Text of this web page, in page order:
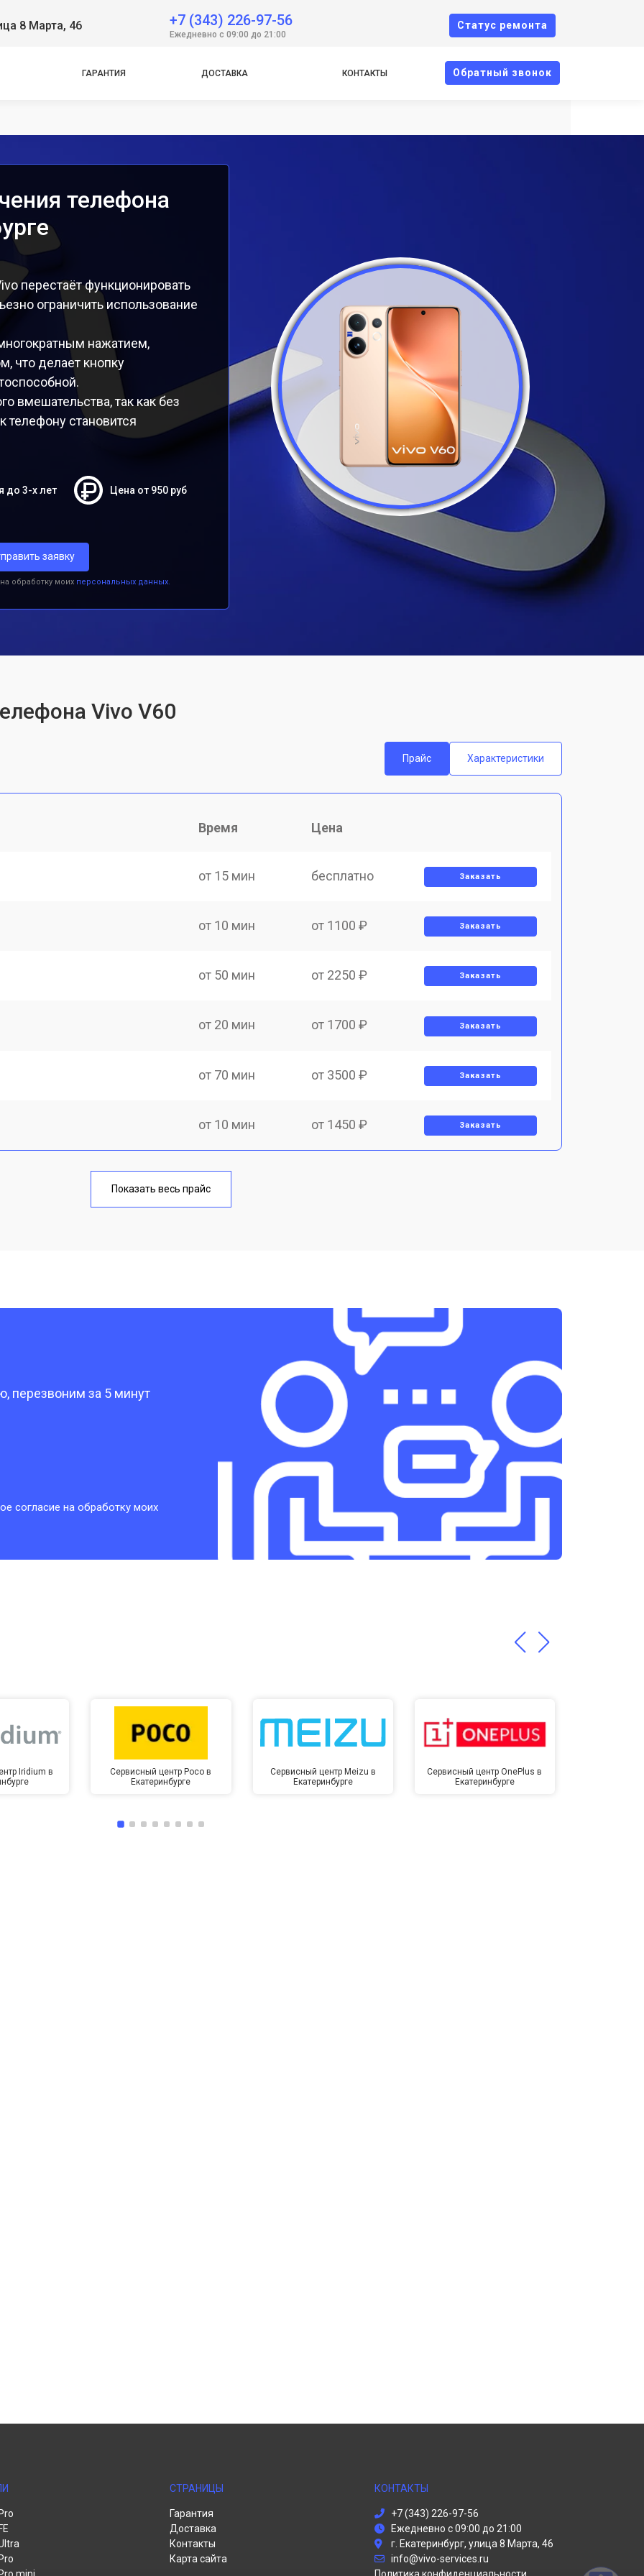
8 Марта, 46 +7 (343) 226-97-56
Ежедневно с 09:00 до 21:00
Cтатус ремонта
ГАРАНТИЯ ДОСТАВКА КОНТАКТЫ Oбратный звонок
телефона
перестаёт функционировать
ограничить использование
нажатием,
что делает кнопку
вмешательства, так как без
телефону становится
до 3-х лет Цена от 950 руб
заявку
обработку моих персональных данных.
Vivo V60
Прайс
Характеристики
Время Цена
от 15 мин бесплатно Заказать
от 10 мин от 1100 ₽ Заказать
от 50 мин от 2250 ₽ Заказать
от 20 мин от 1700 ₽ Заказать
от 70 мин от 3500 ₽ Заказать
от 10 мин от 1450 ₽ Заказать
от 40 мин
от 3300 ₽
от 1400 ₽ Заказать
от 2700 ₽ Заказать
от 950 ₽ Заказать
от 1750 ₽
Показать весь прайс
перезвоним за 5 минут
согласие на обработку моих
Iridium в
Сервисный центр Poco в
Екатеринбурге
Сервисный центр Meizu в
Екатеринбурге
Сервисный центр OnePlus в
Екатеринбурге
СТРАНИЦЫ
Гарантия
Доставка
Контакты
Карта сайта
КОНТАКТЫ
+7 (343) 226-97-56
Ежедневно с 09:00 до 21:00
г. Екатеринбург, улица 8 Марта, 46
info@vivo-services.ru